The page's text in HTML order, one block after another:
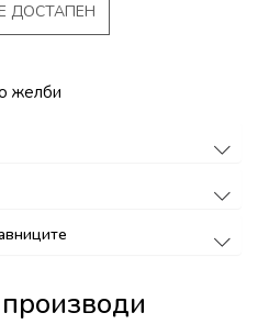
ДОСТАПЕН
желби